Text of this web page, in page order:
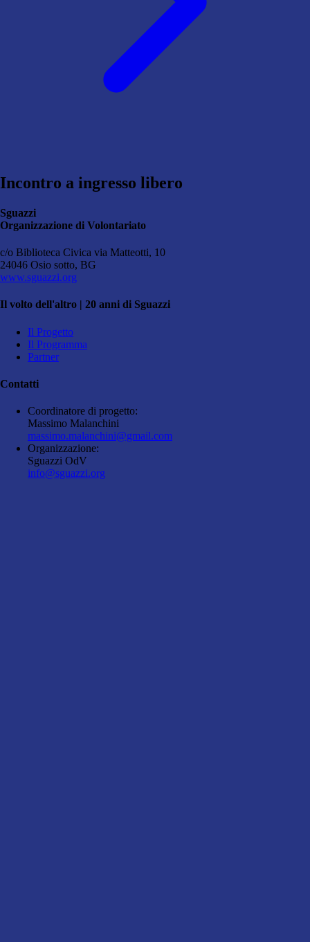
Incontro a ingresso libero
Sguazzi
Organizzazione di Volontariato
c/o Biblioteca Civica via Matteotti, 10
24046 Osio sotto, BG
www.sguazzi.org
Il volto dell'altro | 20 anni di Sguazzi
Il Progetto
Il Programma
Partner
Contatti
Coordinatore di progetto:
Massimo Malanchini
massimo.malanchini@gmail.com
Organizzazione:
Sguazzi OdV
info@sguazzi.org